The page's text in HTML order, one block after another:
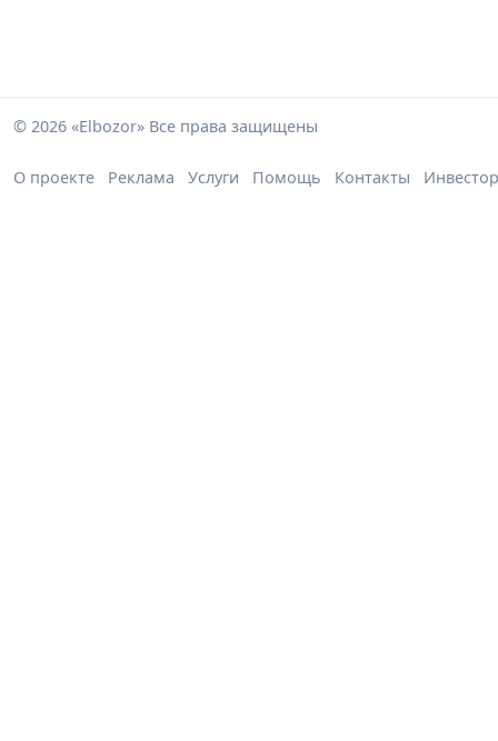
© 2026 «Elbozor» Все права защищены
О проекте Реклама Услуги Помощь Контакты